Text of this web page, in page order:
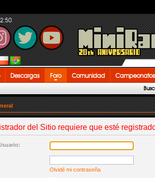
Descargas Foro Comunidad Campeonatos
del Sitio requiere que esté
Olvidé mi contraseña